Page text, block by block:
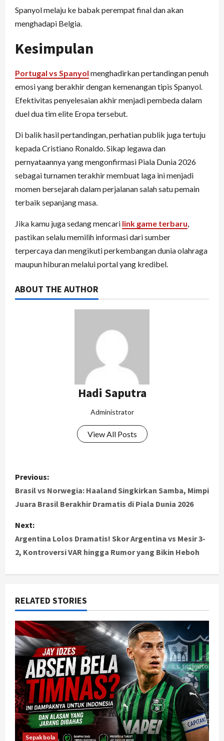
Spanyol melaju ke babak perempat final dan akan
menghadapi Belgia.
Kesimpulan
Portugal vs Spanyol menghadirkan pertandingan penuh
emosi yang berakhir dengan kemenangan tipis Spanyol.
Efektivitas penyelesaian akhir menjadi pembeda dalam
duel dua tim elite Eropa tersebut.
Di balik hasil pertandingan, perhatian publik juga tertuju
kepada Cristiano Ronaldo. Sikap legawa dan
pernyataannya yang mengonfirmasi Piala Dunia 2026
sebagai turnamen terakhir membuat laga ini menjadi
momen bersejarah dalam perjalanan salah satu pemain
terbaik sepanjang masa.
Jika kamu juga sedang mencari link game terbaru
pastikan selalu memilih informasi dari sumber
terpercaya dan mengikuti perkembangan dunia olahraga
maupun hiburan melalui portal yang kredibel.
ABOUT THE AUTHOR
Hadi Saputra
Administrator
View All Posts
P
o
t
n
a
v
i
g
a
t
i
o
Previous:
Brasil vs Norwegia: Haaland Singkirkan Samba, Mimpi
Juara Brasil Berakhir Dramatis di Piala Dunia 2026
Next:
Argentina Lolos Dramatis! Skor Argentina vs Mesir 3-
2, Kontroversi VAR hingga Rumor yang Bikin Heboh
RELATED STORIES
Sepakbola